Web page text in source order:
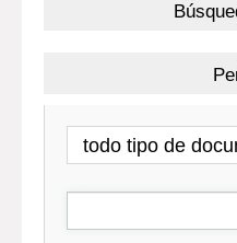
Tipo de documento